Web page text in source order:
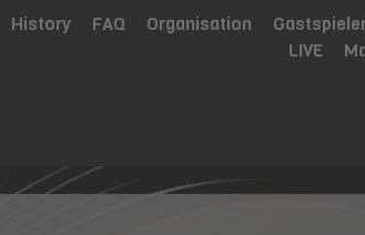
History FAQ Organisation
LIVE